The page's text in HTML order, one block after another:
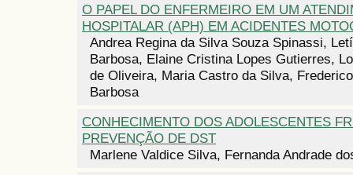
O PAPEL DO ENFERMEIRO EM UM
HOSPITALAR (APH) EM ACIDENTES
Andrea Regina da Silva Souza Spinassi,
Barbosa, Elaine Cristina Lopes Gutierres,
de Oliveira, Maria Castro da Silva,
Barbosa
CONHECIMENTO DOS ADOLESCENTES
PREVENÇÃO DE DST
Marlene Valdice Silva, Fernanda Andrade